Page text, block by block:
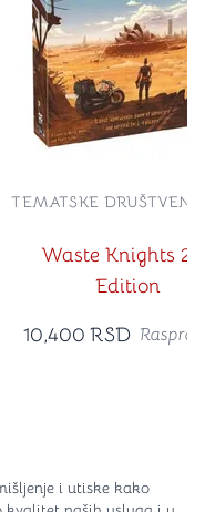
Waste Knights
Edition
TEMATSKE DRUŠTVENE
10,400 RSD
i utiske kako